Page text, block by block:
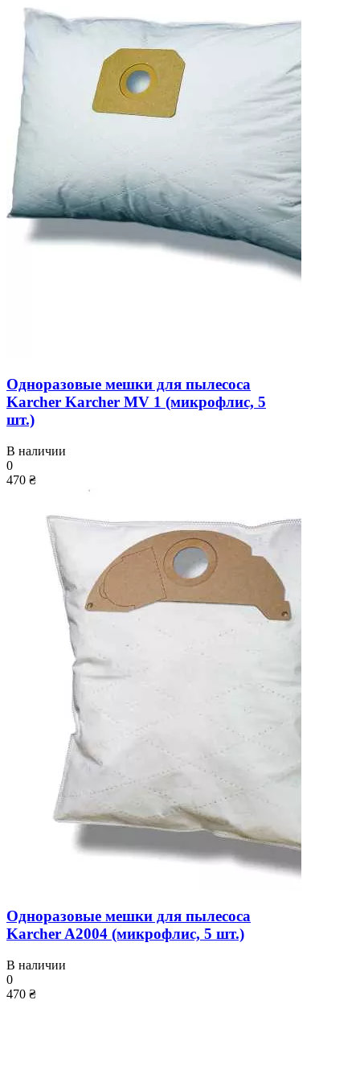
Одноразовые мешки для пылесоса
Karcher Karcher MV 1 (микрофлис, 5
шт.)
В наличии
0
470 ₴
Одноразовые мешки для пылесоса
Karcher A2004 (микрофлис, 5 шт.)
В наличии
0
470 ₴